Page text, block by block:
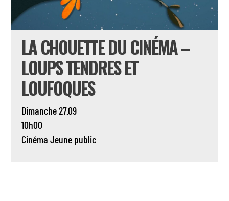
LA CHOUETTE DU CINÉMA –
LOUPS TENDRES ET
LOUFOQUES
Dimanche 27.09
10h00
Cinéma Jeune public